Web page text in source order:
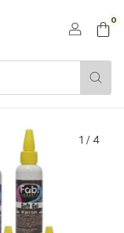
0
1 /4